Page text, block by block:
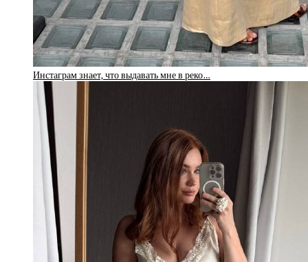
Инстаграм знает, что выдавать мне в реко…